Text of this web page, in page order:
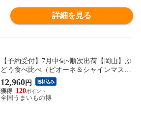
詳細を見る
【予約受付】7月中旬~順次出荷【岡山】ぶ
どう食べ比べ（ピオーネ＆シャインマスカ
ット）
12,960円 送料込み
120
全国うまいもの博